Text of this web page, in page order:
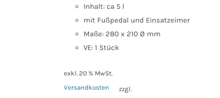
Inhalt: ca 5 l
mit Fußpedal und Einsatzeimer
Maße: 280 x 210 Ø mm
VE: 1 Stück
exkl. 20 % MwSt.
zzgl.
Versandkosten